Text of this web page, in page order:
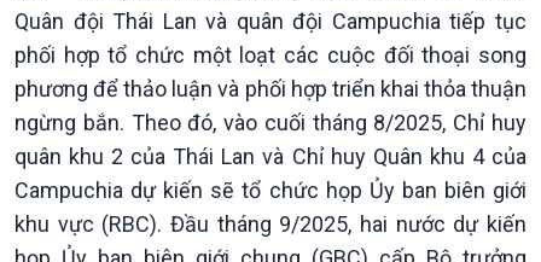
Câu chuyện Thể thao
Infographic
E-Magazine
Quân đội Thái Lan và quân đội Campuchia tiếp tục
phối hợp tổ chức một loạt các cuộc đối thoại song
phương để thảo luận và phối hợp triển khai thỏa thuận
ngừng bắn. Theo đó, vào cuối tháng 8/2025, Chỉ huy
quân khu 2 của Thái Lan và Chỉ huy Quân khu 4 của
Campuchia dự kiến sẽ tổ chức họp Ủy ban biên giới
khu vực (RBC). Đầu tháng 9/2025, hai nước dự kiến